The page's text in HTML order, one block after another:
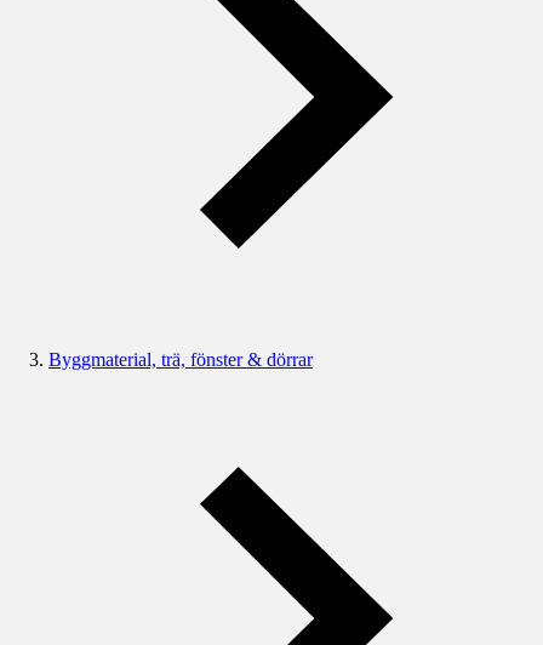
Byggmaterial, trä, fönster & dörrar